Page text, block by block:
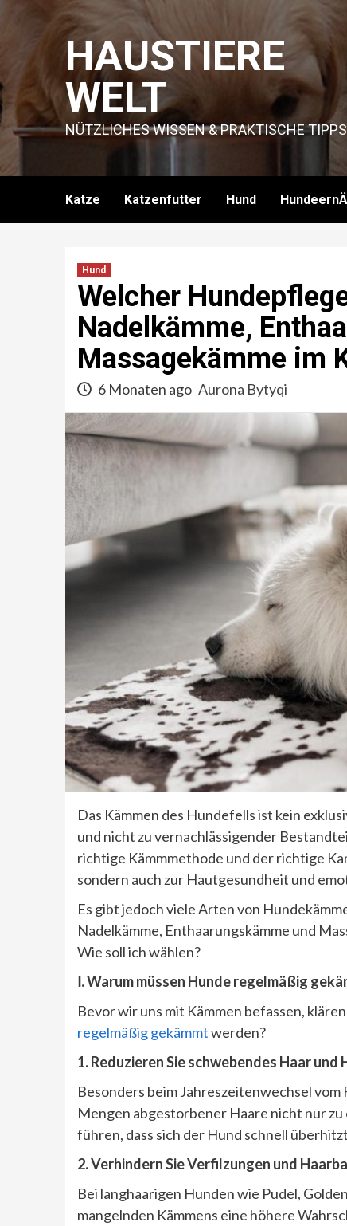
content
HAUSTIERE
WELT
NÜTZLICHES WISSEN & PRAKTISCHE TIPPS
Katze Katzenfutter Hund
Hund
Welcher
Nadelkämme,
Massagekämme im
6 Monaten ago Aurona Bytyqi
Das Kämmen des Hundefells ist kein
und nicht zu vernachlässigender
richtige Kämmmethode und der richtige
sondern auch zur Hautgesundheit und
Es gibt jedoch viele Arten von
Nadelkämme, Enthaarungskämme und
Wie soll ich wählen?
Ⅰ. Warum müssen Hunde regelmäßig
Bevor wir uns mit Kämmen befassen,
regelmäßig gekämmtwerden?
1. Reduzieren Sie schwebendes Haar und
Besonders beim Jahreszeitenwechsel
Mengen abgestorbener Haare nicht nur
führen, dass sich der Hund schnell
2. Verhindern Sie Verfilzungen und
Bei langhaarigen Hunden wie Pudel,
mangelnden Kämmens eine höhere